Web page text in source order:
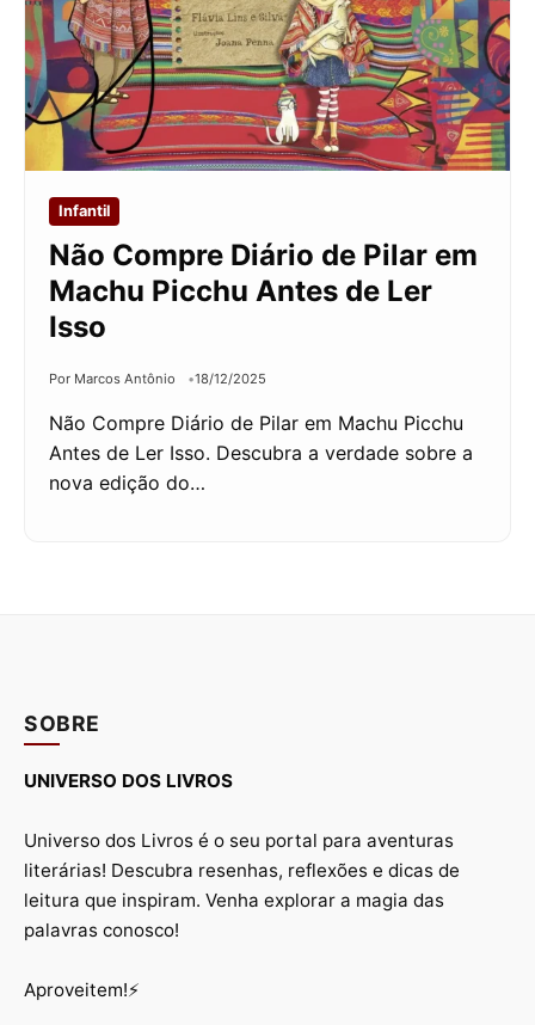
Infantil
Não Compre Diário de Pilar em
Machu Picchu Antes de Ler
Isso
Por Marcos Antônio 18/12/2025
Não Compre Diário de Pilar em Machu Picchu
Antes de Ler Isso. Descubra a verdade sobre a
nova edição do…
SOBRE
UNIVERSO DOS LIVROS
Universo dos Livros é o seu portal para aventuras
literárias! Descubra resenhas, reflexões e dicas de
leitura que inspiram. Venha explorar a magia das
palavras conosco!
Aproveitem!⚡